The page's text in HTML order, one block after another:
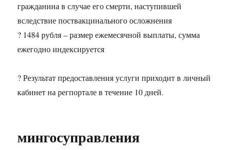
гражданина в случае его смерти, наступившей
вследствие поствакцинального осложнения
? 1484 рубля – размер ежемесячной выплаты, сумма
ежегодно индексируется
? Результат предоставления услуги приходит в личный
кабинет на регпортале в течение 10 дней.
мингосуправления